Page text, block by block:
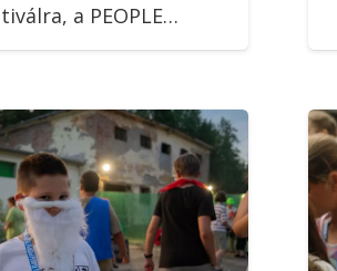
a PEOPLE…